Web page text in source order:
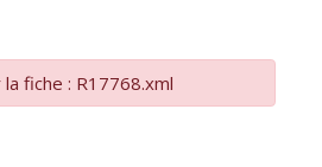
fiche : R17768.xml